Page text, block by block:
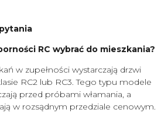
RC wybrać do mieszkania?
w zupełności wystarczają drzwi
RC2 lub RC3. Tego typu modele
przed próbami włamania, a
w rozsądnym przedziale cenowym.